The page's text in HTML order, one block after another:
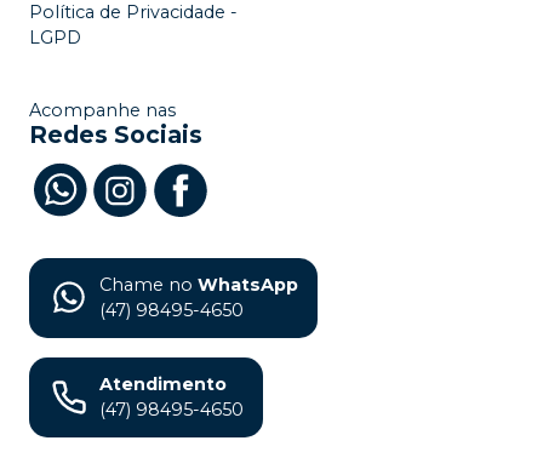
Política de Privacidade -
LGPD
Acompanhe nas
Redes Sociais
Chame no WhatsApp
(47) 98495-4650
Atendimento
(47) 98495-4650